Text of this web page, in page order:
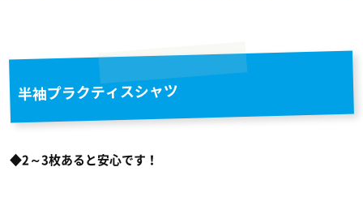
ソックス
トレーニングジャージ
インソール
シューレース
自体重トレーニング
バランストレーニング
半袖プラクティスシャツ
◆2～3枚あると安心です！